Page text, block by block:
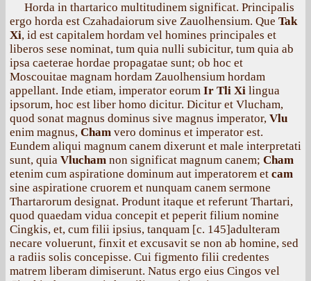
Horda in thartarico multitudinem significat. Principalis
ergo horda est Czahadaiorum sive Zauolhensium. Que Tak
Xi, id est capitalem hordam vel homines principales et
liberos sese nominat, tum quia nulli subicitur, tum quia ab
ipsa caeterae hordae propagatae sunt; ob hoc et
Moscouitae magnam hordam Zauolhensium hordam
appellant. Inde etiam, imperator eorum Ir Tli Xi lingua
ipsorum, hoc est liber homo dicitur. Dicitur et Vlucham,
quod sonat magnus dominus sive magnus imperator, Vlu
enim magnus, Cham vero dominus et imperator est.
Eundem aliqui magnum canem dixerunt et male interpretati
sunt, quia Vlucham non significat magnum canem; Cham
etenim cum aspiratione dominum aut imperatorem et cam
sine aspiratione cruorem et nunquam canem sermone
Thartarorum designat. Produnt itaque et referunt Thartari,
quod quaedam vidua concepit et peperit filium nomine
Cingkis, et, cum filii ipsius, tanquam [с. 145]adulteram
necare voluerunt, finxit et excusavit se non ab homine, sed
a radiis solis concepisse. Cui figmento filii credentes
matrem liberam dimiserunt. Natus ergo eius Cingos vel